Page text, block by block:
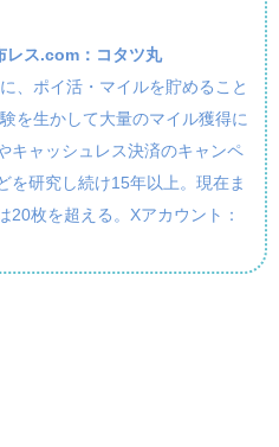
レス.com：コタツ丸
、ポイ活・マイルを貯めること
を生かして大量のマイル獲得に
キャッシュレス決済のキャンペ
を研究し続け15年以上。現在ま
20枚を超える。Xアカウント：